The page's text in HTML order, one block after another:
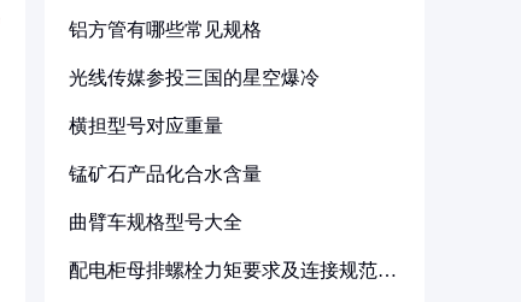
铝方管有哪些常见规格
光线传媒参投三国的星空爆冷
横担型号对应重量
锰矿石产品化合水含量
曲臂车规格型号大全
配电柜母排螺栓力矩要求及连接规范详